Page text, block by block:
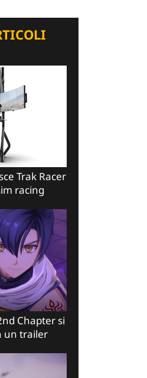
Trak Racer
racing
Chapter si
un trailer